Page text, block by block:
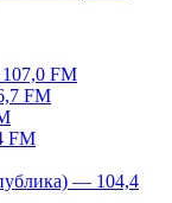
FM
FM
FM
— 104,4